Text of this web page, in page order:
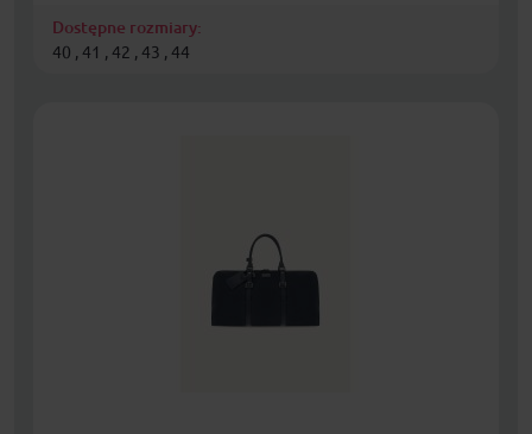
Dostępne rozmiary:
40 , 41 , 42 , 43 , 44